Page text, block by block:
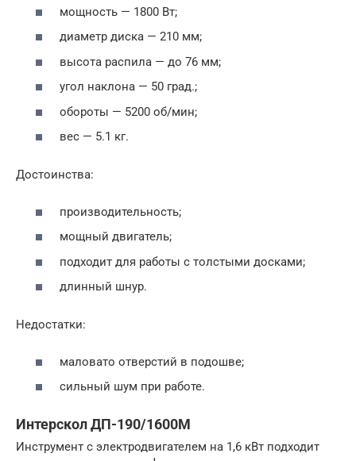
мощность — 1800 Вт;
диаметр диска — 210 мм;
высота распила — до 76 мм;
угол наклона — 50 град.;
обороты — 5200 об/мин;
вес — 5.1 кг.
Достоинства:
производительность;
мощный двигатель;
подходит для работы с толстыми досками;
длинный шнур.
Недостатки:
маловато отверстий в подошве;
сильный шум при работе.
Интерскол ДП-190/1600М
Инструмент с электродвигателем на 1,6 кВт подходит